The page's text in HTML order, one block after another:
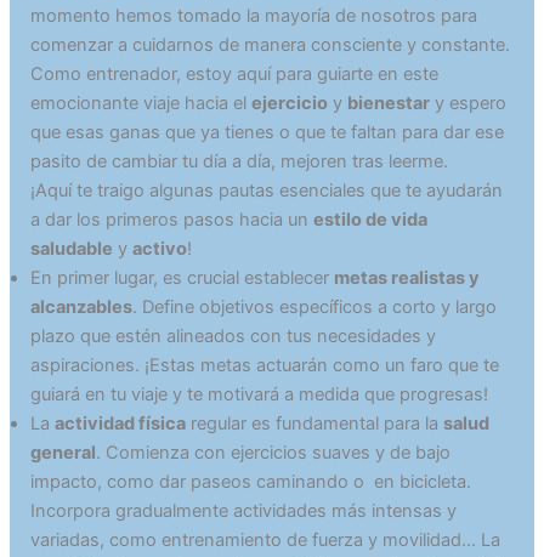
momento hemos tomado la mayoría de nosotros para
comenzar a cuidarnos de manera consciente y constante.
Como entrenador, estoy aquí para guiarte en este
emocionante viaje hacia elejercicio y bienestar y espero
que esas ganas que ya tienes o que te faltan para dar ese
pasito de cambiar tu día a día, mejoren tras leerme.
¡Aquí te traigo algunas pautas esenciales que te ayudarán
a dar los primeros pasos hacia unestilo de vida
saludable yactivo!
En primer lugar, es crucial establecer metas realistas y
alcanzables. Define objetivos específicos a corto y largo
plazo que estén alineados con tus necesidades y
aspiraciones. ¡Estas metas actuarán como un faro que te
guiará en tu viaje y te motivará a medida que progresas!
Laactividad física regular es fundamental para la salud
general. Comienza con ejercicios suaves y de bajo
impacto, como dar paseos caminando o en bicicleta.
Incorpora gradualmente actividades más intensas y
variadas, como entrenamiento de fuerza y movilidad… La